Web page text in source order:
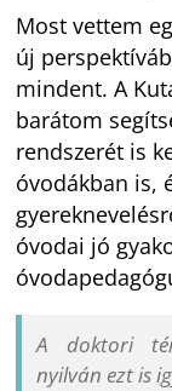
Most vettem
új
mindent. A
barátom
rendszerét is
óvodákban is,
óvodai jó
A doktori
nyilván ezt is